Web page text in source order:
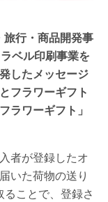
行・商品開発事
ベル印刷事業を
したメッセージ
フラワーギフト
ラワーギフト」
者が登録したオ
いた荷物の送り
ことで、登録さ